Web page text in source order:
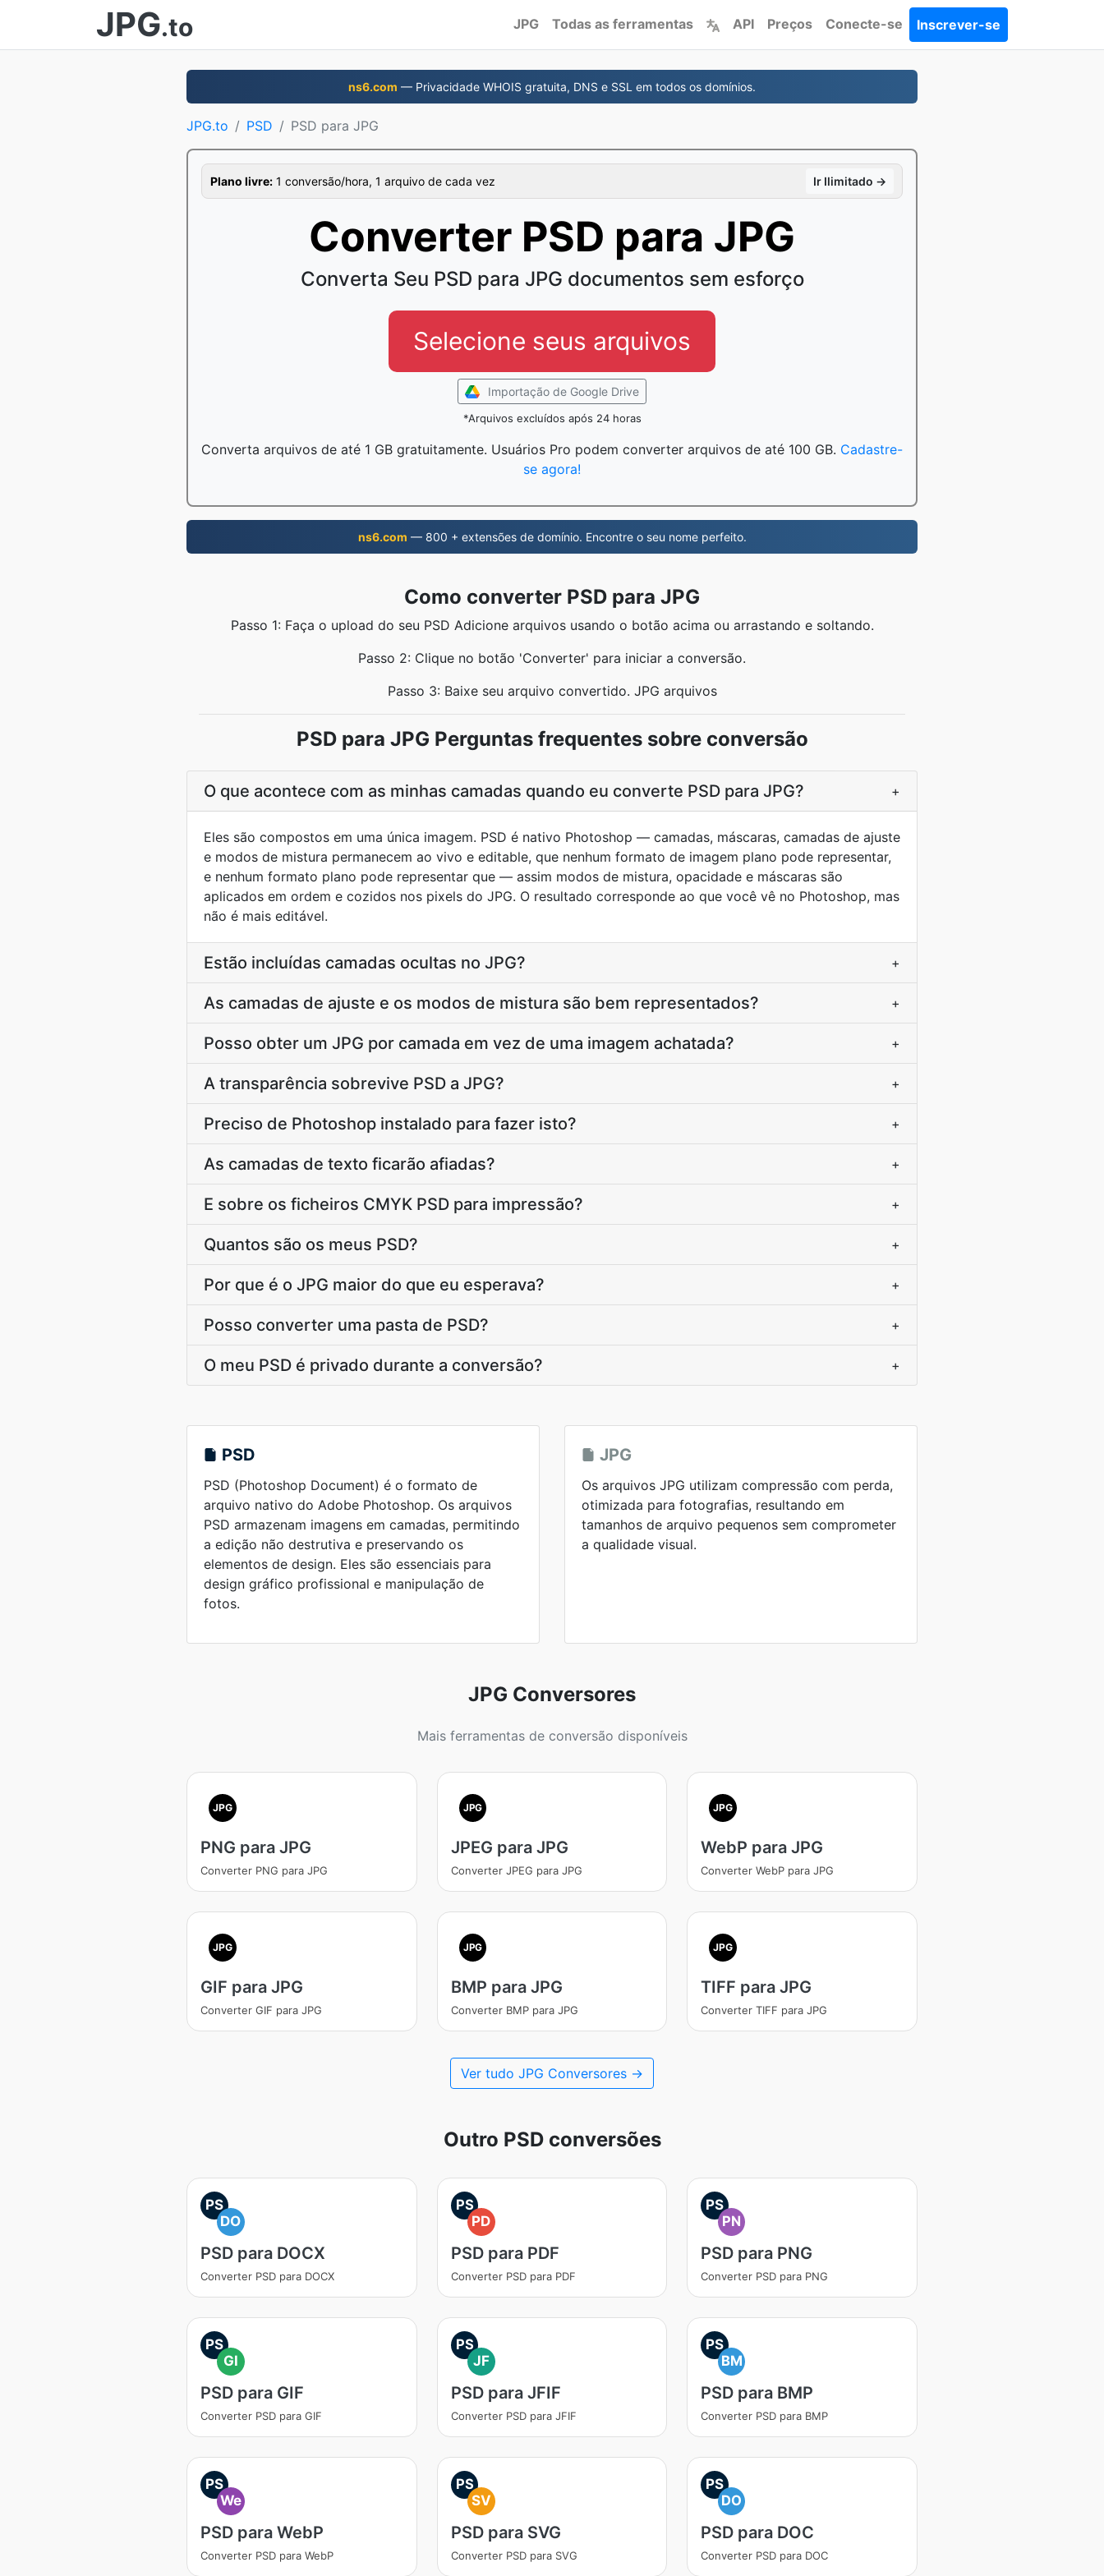
JPG.to JPG Todas as ferramentas API Preços Conecte-se Inscrever-se
ns6.com — Privacidade WHOIS gratuita, DNS e SSL em todos os domínios.
JPG.to PSD PSD para JPG
Plano livre: 1 conversão/hora, 1 arquivo de cada vez Ir Ilimitado →
Converter PSD para JPG
Converta Seu PSD para JPG documentos sem esforço
Selecione seus arquivos
Importação de Google Drive
*Arquivos excluídos após 24 horas
Converta arquivos de até 1 GB gratuitamente. Usuários Pro podem converter arquivos de até 100 GB. Cadastre-
se agora!
ns6.com — 800 + extensões de domínio. Encontre o seu nome perfeito.
Como converter PSD para JPG
Passo 1: Faça o upload do seu PSD Adicione arquivos usando o botão acima ou arrastando e soltando.
Passo 2: Clique no botão 'Converter' para iniciar a conversão.
Passo 3: Baixe seu arquivo convertido. JPG arquivos
PSD para JPG Perguntas frequentes sobre conversão
O que acontece com as minhas camadas quando eu converte PSD para JPG? +
Eles são compostos em uma única imagem. PSD é nativo Photoshop — camadas, máscaras, camadas de ajuste
e modos de mistura permanecem ao vivo e editable, que nenhum formato de imagem plano pode representar,
e nenhum formato plano pode representar que — assim modos de mistura, opacidade e máscaras são
aplicados em ordem e cozidos nos pixels do JPG. O resultado corresponde ao que você vê no Photoshop, mas
não é mais editável.
Estão incluídas camadas ocultas no JPG? +
As camadas de ajuste e os modos de mistura são bem representados? +
Posso obter um JPG por camada em vez de uma imagem achatada? +
A transparência sobrevive PSD a JPG? +
Preciso de Photoshop instalado para fazer isto? +
As camadas de texto ficarão afiadas? +
E sobre os ficheiros CMYK PSD para impressão? +
Quantos são os meus PSD? +
Por que é o JPG maior do que eu esperava? +
Posso converter uma pasta de PSD? +
O meu PSD é privado durante a conversão? +
PSD
PSD (Photoshop Document) é o formato de
arquivo nativo do Adobe Photoshop. Os arquivos
PSD armazenam imagens em camadas, permitindo
a edição não destrutiva e preservando os
elementos de design. Eles são essenciais para
design gráfico profissional e manipulação de
fotos.
JPG
Os arquivos JPG utilizam compressão com perda,
otimizada para fotografias, resultando em
tamanhos de arquivo pequenos sem comprometer
a qualidade visual.
JPG Conversores
Mais ferramentas de conversão disponíveis
JPG
PNG para JPG
Converter PNG para JPG
JPG
JPEG para JPG
Converter JPEG para JPG
JPG
WebP para JPG
Converter WebP para JPG
JPG
GIF para JPG
Converter GIF para JPG
JPG
BMP para JPG
Converter BMP para JPG
JPG
TIFF para JPG
Converter TIFF para JPG
Ver tudo JPG Conversores →
Outro PSD conversões
PS
DO
PSD para DOCX
Converter PSD para DOCX
PS
PD
PSD para PDF
Converter PSD para PDF
PS
PN
PSD para PNG
Converter PSD para PNG
PS
GI
PSD para GIF
Converter PSD para GIF
PS
JF
PSD para JFIF
Converter PSD para JFIF
PS
BM
PSD para BMP
Converter PSD para BMP
PS
We
PSD para WebP
Converter PSD para WebP
PS
SV
PSD para SVG
Converter PSD para SVG
PS
DO
PSD para DOC
Converter PSD para DOC